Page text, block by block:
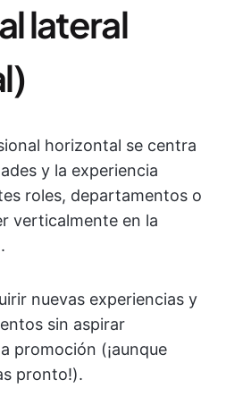
lateral
horizontal se centra
y la experiencia
roles, departamentos o
verticalmente en la
nuevas experiencias y
sin aspirar
promoción (¡aunque
pronto!).